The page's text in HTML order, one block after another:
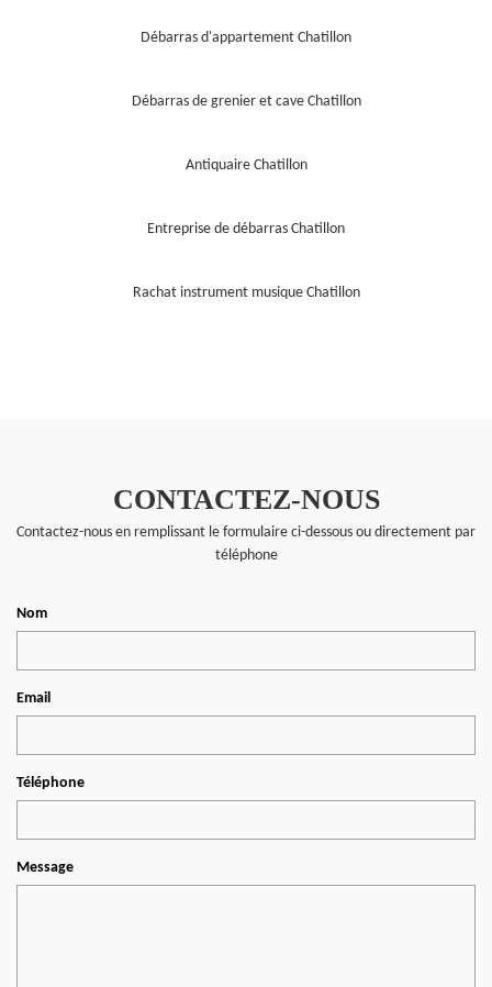
Débarras d'appartement Chatillon
Débarras de grenier et cave Chatillon
Antiquaire Chatillon
Entreprise de débarras Chatillon
Rachat instrument musique Chatillon
CONTACTEZ-NOUS
Contactez-nous en remplissant le formulaire ci-dessous ou directement par
téléphone
Nom
Email
Téléphone
Message